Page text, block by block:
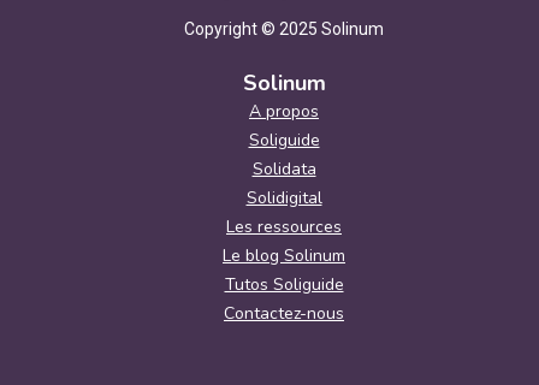
Copyright © 2025 Solinum
Solinum
A propos
Soliguide
Solidata
Solidigital
Les ressources
Le blog Solinum
Tutos Soliguide
Contactez-nous